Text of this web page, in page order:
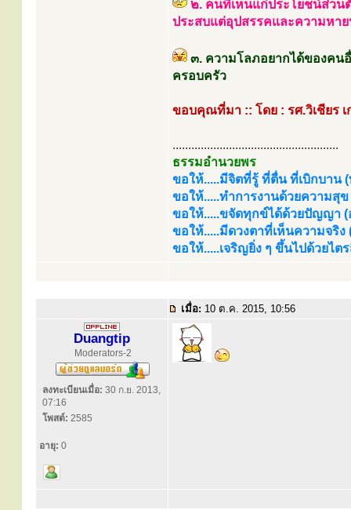
๒. คนที่เห็นแก่ประโยชน์ส่วนตั
ประสบแต่อุปสรรคและความหา
๓. ความโลภอยากได้ของคน
ครอบครัว
ขอบคุณที่มา :: โดย : รศ.วิเชียร
.....................................................
ธรรมอำนวยพร
ขอให้.....มีจิตที่รู้ ที่ตื่น ที่เบิกบาน
ขอให้.....ทำการงานด้วยความสุ
ขอให้.....ขจัดทุกข์ได้ด้วยปัญญา (
ขอให้.....มีดวงตาที่เห็นความจริ
ขอให้.....เจริญยิ่ง ๆ ขึ้นไปด้วยไ
เมื่อ: 10 ต.ค. 2015, 10:56
Duangtip
Moderators-2
ลงทะเบียนเมื่อ: 30 ก.ย. 2013,
07:16
โพสต์: 2585
อายุ: 0